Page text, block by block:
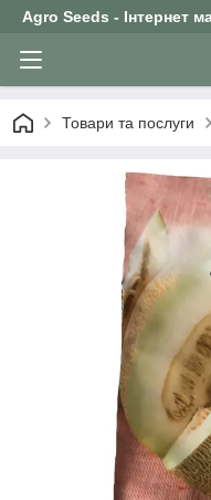
Agro Seeds - Інтернет
Товари та послуги